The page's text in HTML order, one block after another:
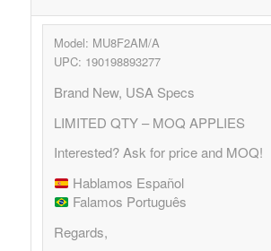
Model: MU8F2AM/A
UPC: 190198893277
Brand New, USA Specs
LIMITED QTY – MOQ APPLIES
Interested? Ask for price and MOQ!
Hablamos Español
Falamos Português
Regards,